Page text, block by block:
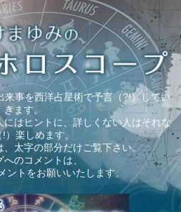
来事を西洋占星術で予言（?!）してい
きます。
はヒントに、詳しくない人はそれな
!）楽しめます。
、太字の部分だけご覧下さい。
へのコメントは、
ントをお願いいたします。